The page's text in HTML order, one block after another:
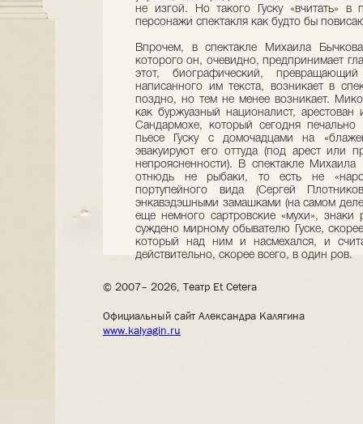
не изгой. Но такого Гуску «вчитать»
персонажи спектакля как будто бы
Впрочем, в спектакле Михаила
которого он, очевидно, предпринимает
этот, биографический,
написанного им текста, возникает в
поздно, но тем не менее возникает.
как буржуазный националист,
Сандармохе, который сегодня печально
пьесе Гуску с домочадцами на
эвакуируют его оттуда (под арест или
непроясненности). В спектакле
отнюдь не рыбаки, то есть не
портупейного вида (Сергей
энкавэдэшными замашками (на самом
еще немного сартровские «мухи»,
суждено мирному обывателю Гуске,
который над ним и насмехался, и
действительно, скорее всего, в один ров.
© 2007– 2026, Театр Et Cetera
Официальный сайт Александра Калягина
www.kalyagin.ru